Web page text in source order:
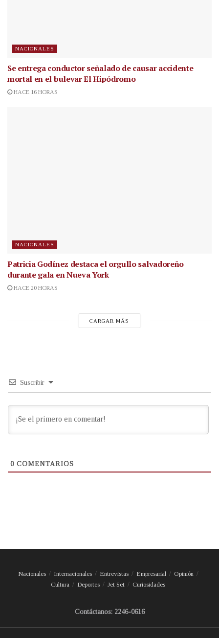
NACIONALES
Se entrega conductor señalado de causar accidente
mortal en el bulevar El Hipódromo
HACE 16 HORAS
NACIONALES
Patricia Godínez destaca el orgullo salvadoreño
durante gala en Nueva York
HACE 20 HORAS
CARGAR MÁS
Suscribir
0 COMENTARIOS
Nacionales Internacionales Entrevistas Empresarial
Opinión
Cultura
Deportes Jet Set Curiosidades
Contáctanos: 2246-0616